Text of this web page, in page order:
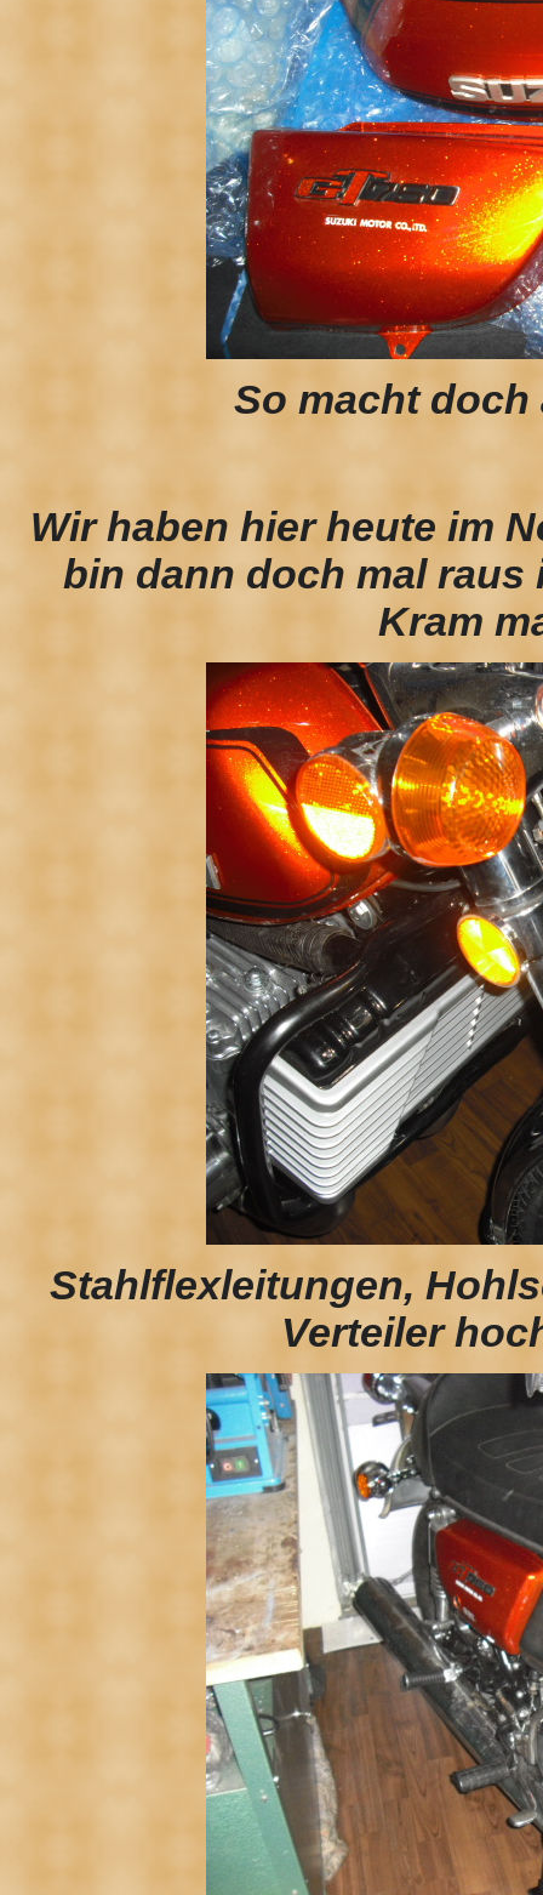
So macht doch
Wir haben hier heute im
bin dann doch mal
Kram
Stahlflexleitungen,
Verteiler